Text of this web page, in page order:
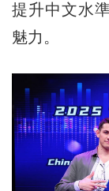
提升中文水
魅力。